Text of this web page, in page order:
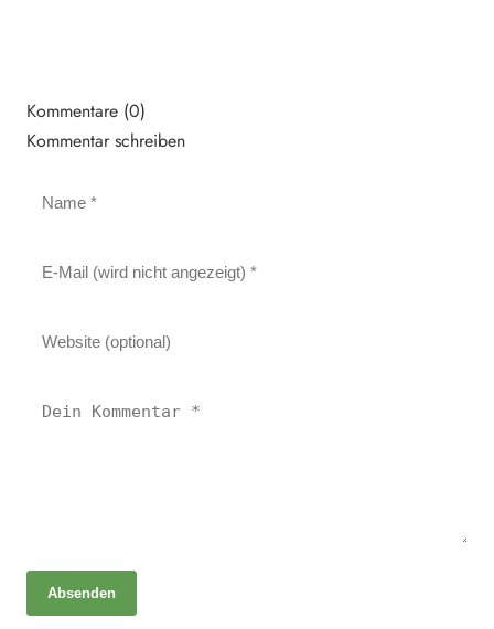
Kommentare (0)
Kommentar schreiben
Absenden
28. Juni 2026